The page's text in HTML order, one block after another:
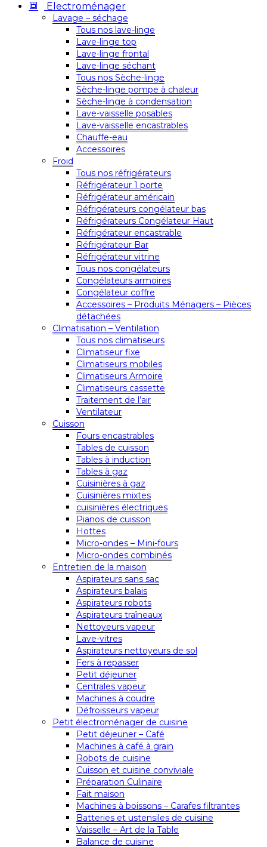
Electroménager
Lavage – séchage
Tous nos lave-linge
Lave-linge top
Lave-linge frontal
Lave-linge séchant
Tous nos Sèche-linge
Sèche-linge pompe à chaleur
Sèche-linge à condensation
Lave-vaisselle posables
Lave-vaisselle encastrables
Chauffe-eau
Accessoires
Froid
Tous nos réfrigérateurs
Réfrigérateur 1 porte
Réfrigérateur américain
Réfrigérateurs congélateur bas
Réfrigérateurs Congélateur Haut
Réfrigérateur encastrable
Réfrigérateur Bar
Réfrigérateur vitrine
Tous nos congélateurs
Congélateurs armoires
Congélateur coffre
Accessoires – Produits Ménagers – Pièces
détachées
Climatisation – Ventilation
Tous nos climatiseurs
Climatiseur fixe
Climatiseurs mobiles
Climatiseurs Armoire
Climatiseurs cassette
Traitement de l’air
Ventilateur
Cuisson
Fours encastrables
Tables de cuisson
Tables à induction
Tables à gaz
Cuisinières à gaz
Cuisinières mixtes
cuisinières électriques
Pianos de cuisson
Hottes
Micro-ondes – Mini-fours
Micro-ondes combinés
Entretien de la maison
Aspirateurs sans sac
Aspirateurs balais
Aspirateurs robots
Aspirateurs traîneaux
Nettoyeurs vapeur
Lave-vitres
Aspirateurs nettoyeurs de sol
Fers à repasser
Petit déjeuner
Centrales vapeur
Machines à coudre
Défroisseurs vapeur
Petit électroménager de cuisine
Petit déjeuner – Café
Machines à café à grain
Robots de cuisine
Cuisson et cuisine conviviale
Préparation Culinaire
Fait maison
Machines à boissons – Carafes filtrantes
Batteries et ustensiles de cuisine
Vaisselle – Art de la Table
Balance de cuisine